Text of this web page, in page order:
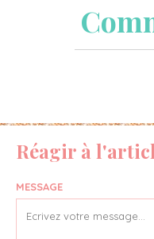
Réagir à
MESSAGE